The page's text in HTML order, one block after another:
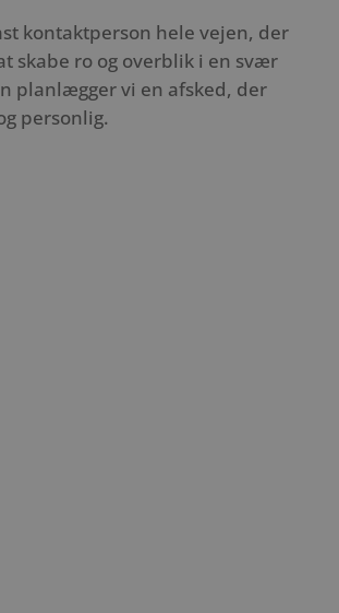
kontaktperson hele vejen, der
skabe ro og overblik i en svær
planlægger vi en afsked, der
personlig.